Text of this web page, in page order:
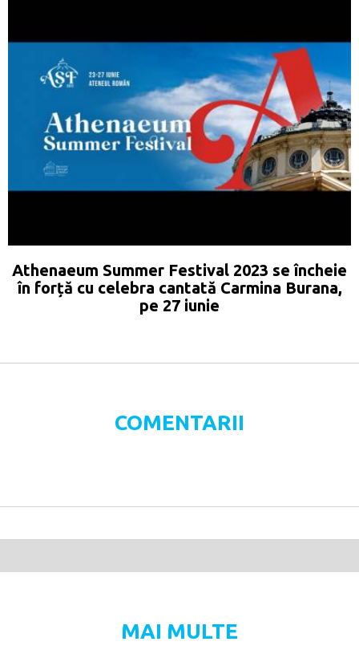
Athenaeum Summer Festival 2023 se încheie
în forță cu celebra cantată Carmina Burana,
pe 27 iunie
COMENTARII
MAI MULTE